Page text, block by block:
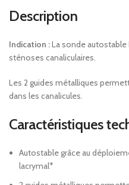
Description
Indication :La sonde
sténoses canaliculaires.
Les 2 guides métalliques
dans les canalicules.
Caractéristiques
Autostable grâce au
lacrymal*